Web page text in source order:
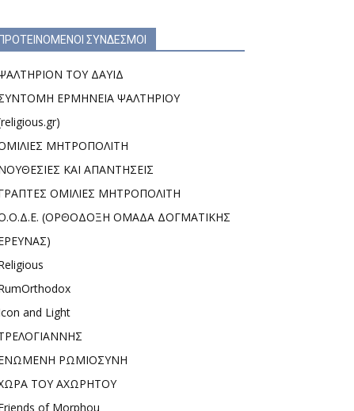
ΠΡΟΤΕΙΝΟΜΕΝΟΙ ΣΥΝΔΕΣΜΟΙ
ΤΟΥ ΔΑΥΙΔ
ΕΡΜΗΝΕΙΑ ΨΑΛΤΗΡΙΟΥ
ΜΗΤΡΟΠΟΛΙΤΗ
ΚΑΙ ΑΠΑΝΤΗΣΕΙΣ
ΟΜΙΛΙΕΣ ΜΗΤΡΟΠΟΛΙΤΗ
(ΟΡΘΟΔΟΞΗ ΟΜΑΔΑ ΔΟΓΜΑΤΙΚΗΣ
and Light
ΡΩΜΙΟΣΥΝΗ
ΤΟΥ ΑΧΩΡΗΤΟΥ
of Morphou